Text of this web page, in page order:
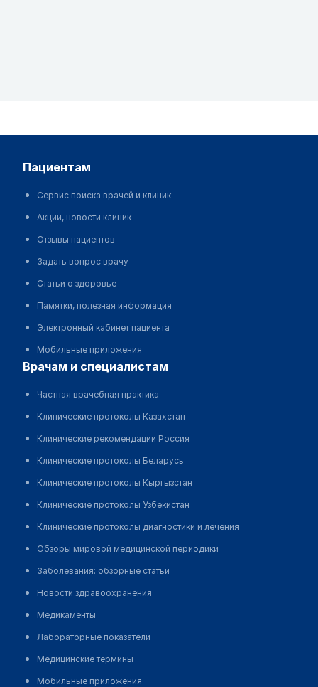
пациентам
Сервис поиска врачей и клиник
Акции, новости клиник
Отзывы пациентов
Задать вопрос врачу
Статьи о здоровье
Памятки, полезная информация
Электронный кабинет пациента
Мобильные приложения
врачам и специалистам
Частная врачебная практика
Клинические протоколы Казахстан
Клинические рекомендации Россия
Клинические протоколы Беларусь
Клинические протоколы Кыргызстан
Клинические протоколы Узбекистан
Клинические протоколы диагностики и лечения
Обзоры мировой медицинской периодики
Заболевания: обзорные статьи
Новости здравоохранения
Медикаменты
Лабораторные показатели
Медицинские термины
Мобильные приложения